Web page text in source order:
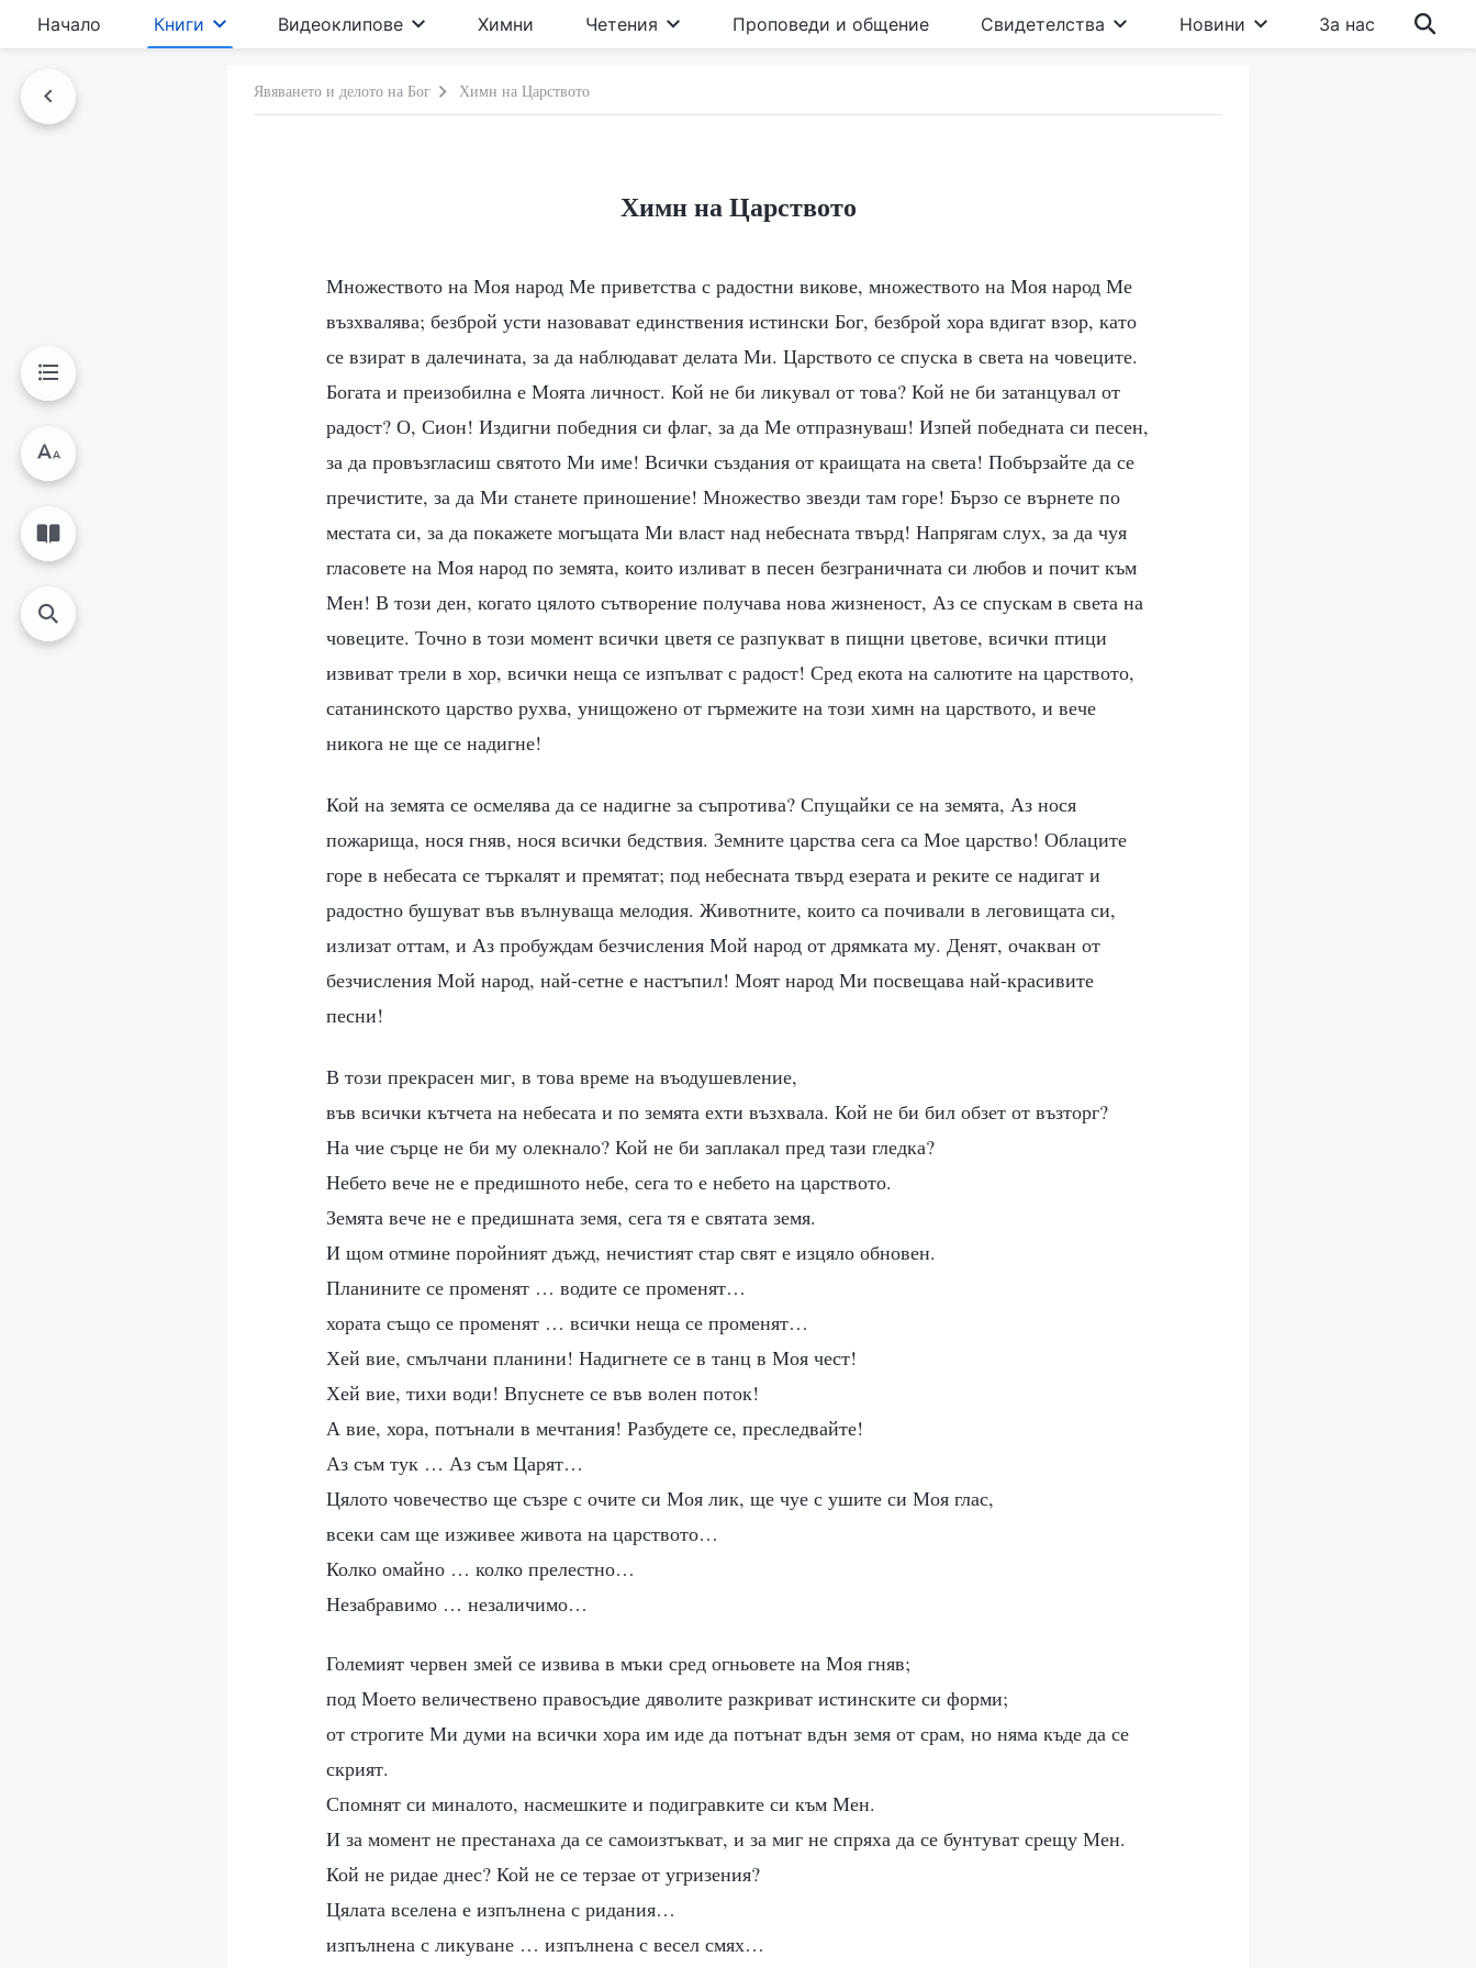
Начало Книги Видеоклипове Химни Четения Проповеди и общение Свидетелства Новини За нас
Явяването и делото на Бог Химн на Царството
Химн на Царството
Множеството на Моя народ Ме приветства с радостни викове, множеството на Моя народ Ме
възхвалява; безброй усти назовават единствения истински Бог, безброй хора вдигат взор, като
се взират в далечината, за да наблюдават делата Ми. Царството се спуска в света на човеците.
Богата и преизобилна е Моята личност. Кой не би ликувал от това? Кой не би затанцувал от
радост? О, Сион! Издигни победния си флаг, за да Ме отпразнуваш! Изпей победната си песен,
за да провъзгласиш святото Ми име! Всички създания от краищата на света! Побързайте да се
пречистите, за да Ми станете приношение! Множество звезди там горе! Бързо се върнете по
местата си, за да покажете могъщата Ми власт над небесната твърд! Напрягам слух, за да чуя
гласовете на Моя народ по земята, които изливат в песен безграничната си любов и почит към
Мен! В този ден, когато цялото сътворение получава нова жизненост, Аз се спускам в света на
човеците. Точно в този момент всички цветя се разпукват в пищни цветове, всички птици
извиват трели в хор, всички неща се изпълват с радост! Сред екота на салютите на царството,
сатанинското царство рухва, унищожено от гърмежите на този химн на царството, и вече
никога не ще се надигне!
Кой на земята се осмелява да се надигне за съпротива? Спущайки се на земята, Аз нося
пожарища, нося гняв, нося всички бедствия. Земните царства сега са Мое царство! Облаците
горе в небесата се търкалят и премятат; под небесната твърд езерата и реките се надигат и
радостно бушуват във вълнуваща мелодия. Животните, които са почивали в леговищата си,
излизат оттам, и Аз пробуждам безчисления Мой народ от дрямката му. Денят, очакван от
безчисления Мой народ, най-сетне е настъпил! Моят народ Ми посвещава най-красивите
песни!
В този прекрасен миг, в това време на въодушевление,
във всички кътчета на небесата и по земята ехти възхвала. Кой не би бил обзет от възторг?
На чие сърце не би му олекнало? Кой не би заплакал пред тази гледка?
Небето вече не е предишното небе, сега то е небето на царството.
Земята вече не е предишната земя, сега тя е святата земя.
И щом отмине поройният дъжд, нечистият стар свят е изцяло обновен.
Планините се променят … водите се променят…
хората също се променят … всички неща се променят…
Хей вие, смълчани планини! Надигнете се в танц в Моя чест!
Хей вие, тихи води! Впуснете се във волен поток!
А вие, хора, потънали в мечтания! Разбудете се, преследвайте!
Аз съм тук … Аз съм Царят…
Цялото човечество ще съзре с очите си Моя лик, ще чуе с ушите си Моя глас,
всеки сам ще изживее живота на царството…
Колко омайно … колко прелестно…
Незабравимо … незаличимо…
Големият червен змей се извива в мъки сред огньовете на Моя гняв;
под Моето величествено правосъдие дяволите разкриват истинските си форми;
от строгите Ми думи на всички хора им иде да потънат вдън земя от срам, но няма къде да се
скрият.
Спомнят си миналото, насмешките и подигравките си към Мен.
И за момент не престанаха да се самоизтъкват, и за миг не спряха да се бунтуват срещу Мен.
Кой не ридае днес? Кой не се терзае от угризения?
Цялата вселена е изпълнена с ридания…
изпълнена с ликуване … изпълнена с весел смях…